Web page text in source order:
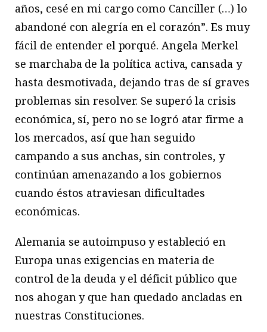
años, cesé en mi cargo como Canciller (…) lo
abandoné con alegría en el corazón”. Es muy
fácil de entender el porqué. Angela Merkel
se marchaba de la política activa, cansada y
hasta desmotivada, dejando tras de sí graves
problemas sin resolver. Se superó la crisis
económica, sí, pero no se logró atar firme a
los mercados, así que han seguido
campando a sus anchas, sin controles, y
continúan amenazando a los gobiernos
cuando éstos atraviesan dificultades
económicas.
Alemania se autoimpuso y estableció en
Europa unas exigencias en materia de
control de la deuda y el déficit público que
nos ahogan y que han quedado ancladas en
nuestras Constituciones.